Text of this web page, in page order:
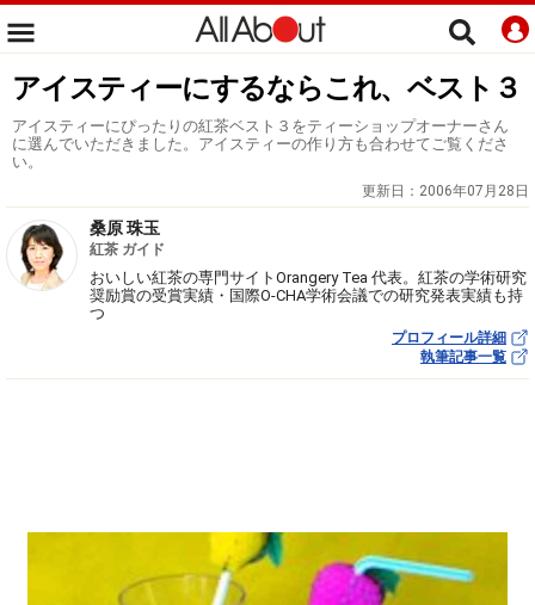
アイスティーにするならこれ、ベスト３
アイスティーにぴったりの紅茶ベスト３をティーショップオーナーさん
に選んでいただきました。アイスティーの作り方も合わせてご覧くださ
い。
更新日： 2006年07月28日
桑原 珠玉
紅茶 ガイド
おいしい紅茶の専門サイトOrangery Tea 代表。紅茶の学術研究
奨励賞の受賞実績・国際O-CHA学術会議での研究発表実績も持
つ
プロフィール詳細
執筆記事一覧